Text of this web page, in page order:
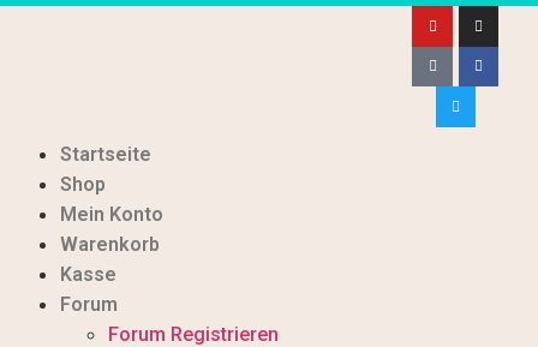
Startseite
Shop
Mein Konto
Warenkorb
Kasse
Forum
Forum Registrieren